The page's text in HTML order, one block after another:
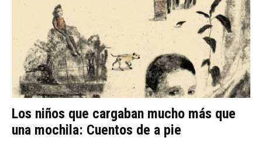
Los niños que cargaban mucho más que
una mochila: Cuentos de a pie